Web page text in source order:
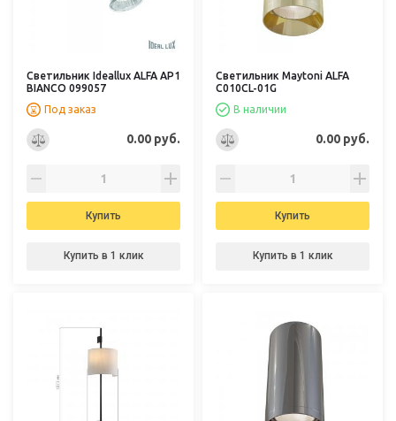
Светильник Ideallux ALFA AP1
BIANCO 099057
Под заказ
0.00 руб.
Купить
Купить в 1 клик
Светильник Maytoni ALFA
C010CL-01G
В наличии
0.00 руб.
Купить
Купить в 1 клик